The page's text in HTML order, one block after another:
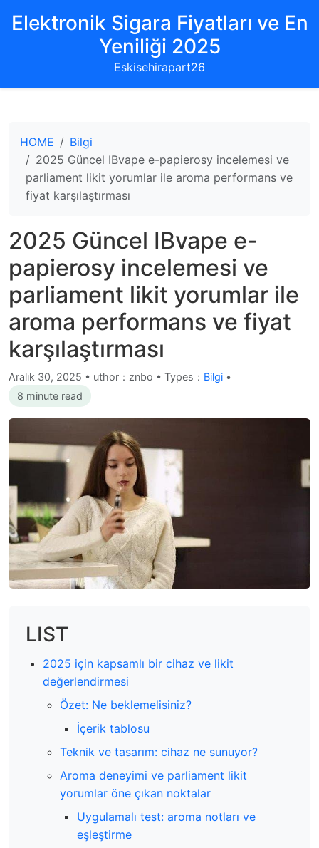
Elektronik Sigara Fiyatları ve En
Yeniliği 2025
Eskisehirapart26
HOME
Bilgi
2025 Güncel IBvape e-papierosy incelemesi ve
parliament likit yorumlar ile aroma performans ve
fiyat karşılaştırması
2025 Güncel IBvape e-
papierosy incelemesi ve
parliament likit yorumlar ile
aroma performans ve fiyat
karşılaştırması
Aralık 30, 2025 • uthor：znbo • Types： Bilgi •
8 minute read
LIST
2025 için kapsamlı bir cihaz ve likit
değerlendirmesi
Özet: Ne beklemelisiniz?
İçerik tablosu
Teknik ve tasarım: cihaz ne sunuyor?
Aroma deneyimi ve parliament likit
yorumlar öne çıkan noktalar
Uygulamalı test: aroma notları ve
eşleştirme